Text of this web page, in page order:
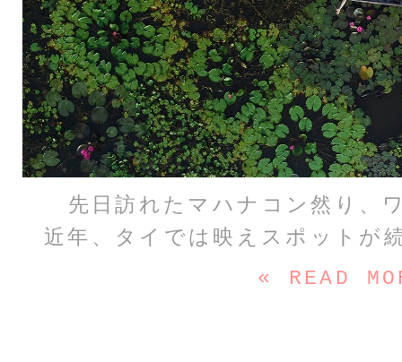
先日訪れたマハナコン然り、
近年、タイでは映えスポットが
« READ